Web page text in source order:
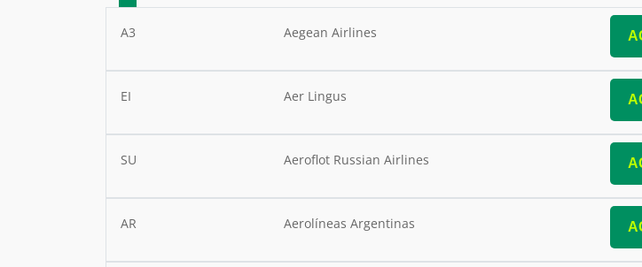
A3 Aegean Airlines
EI Aer Lingus
SU Aeroflot Russian Airlines
AR Aerolíneas Argentinas